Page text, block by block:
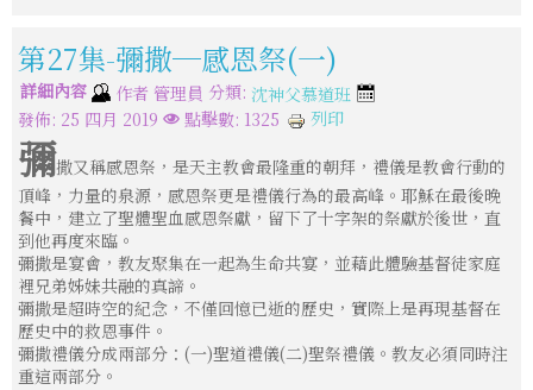
第27集-彌撒─感恩祭(一)
詳細內容 作者 管理員 分類: 沈神父慕道班
發佈: 25 四月 2019
點擊數: 1325 列印
彌撒又稱感恩祭，是天主教會最隆重的朝拜，禮儀是教會行動的
頂峰，力量的泉源，感恩祭更是禮儀行為的最高峰。耶穌在最後晚
餐中，建立了聖體聖血感恩祭獻，留下了十字架的祭獻於後世，直
到他再度來臨。
彌撒是宴會，教友聚集在一起為生命共宴，並藉此體驗基督徒家庭
裡兄弟姊妹共融的真諦。
彌撒是超時空的紀念，不僅回憶已逝的歷史，實際上是再現基督在
歷史中的救恩事件。
彌撒禮儀分成兩部分：(一)聖道禮儀(二)聖祭禮儀。教友必須同時注
重這兩部分。